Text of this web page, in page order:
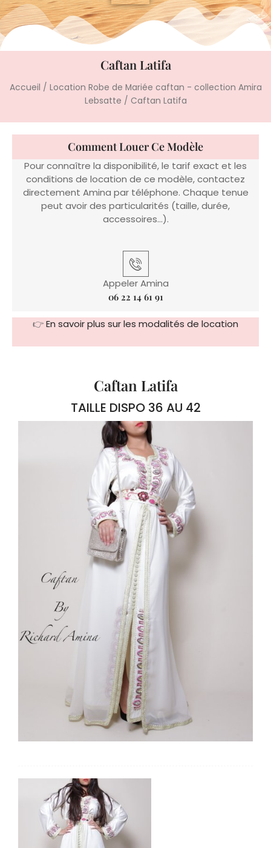
Caftan Latifa
Accueil / Location Robe de Mariée caftan - collection Amira
Lebsatte / Caftan Latifa
Comment Louer Ce Modèle
Pour connaître la disponibilité, le tarif exact et les
conditions de location de ce modèle, contactez
directement Amina par téléphone. Chaque tenue
peut avoir des particularités (taille, durée,
accessoires…).
Appeler Amina
06 22 14 61 91
👉En savoir plus sur les modalités de location
Caftan Latifa
TAILLE DISPO 36 AU 42